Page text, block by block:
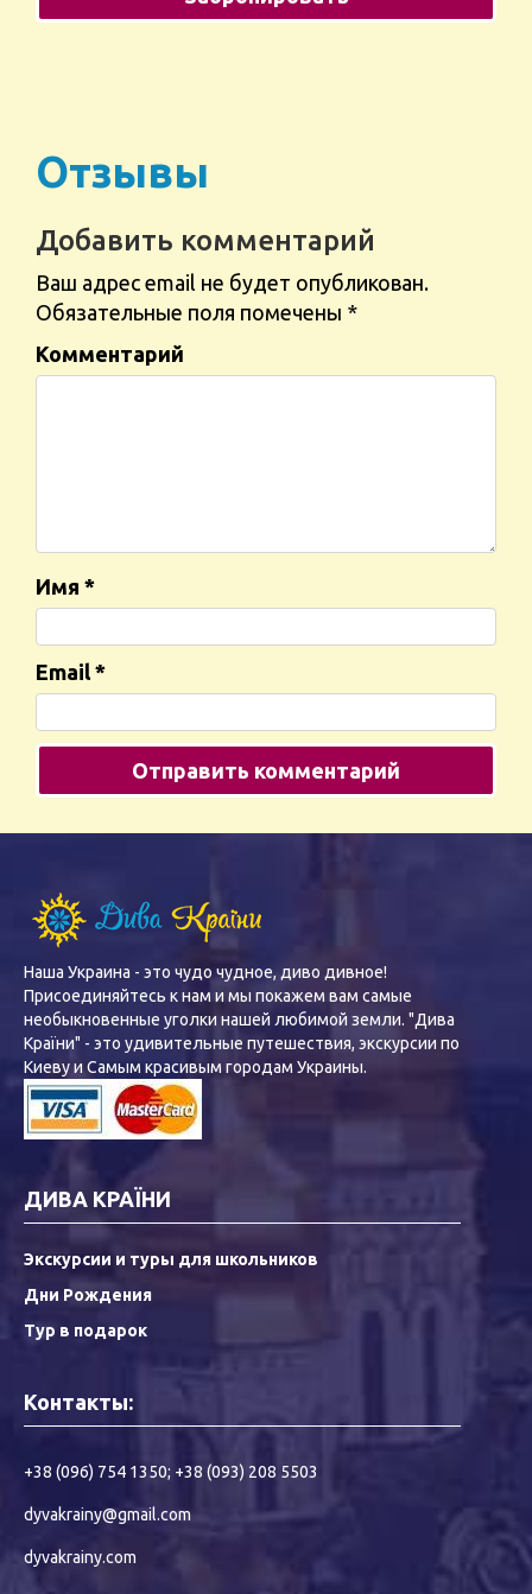
Отзывы
Добавить комментарий
Ваш адрес email не будет опубликован.
Обязательные поля помечены *
Комментарий
Имя *
Email *
Наша Украина - это чудо чудное, диво дивное!
Присоединяйтесь к нам и мы покажем вам самые
необыкновенные уголки нашей любимой земли. "Дива
Країни" - это удивительные путешествия, экскурсии по
Киеву и Самым красивым городам Украины.
ДИВА КРАЇНИ
Экскурсии и туры для школьников
Дни Рождения
Тур в подарок
Контакты:
+38 (096) 754 1350; +38 (093) 208 5503
dyvakrainy@gmail.com
dyvakrainy.com